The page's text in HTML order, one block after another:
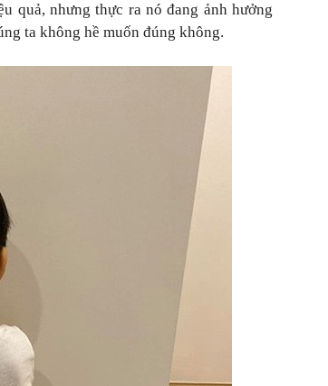
quả, nhưng thực ra nó đang ảnh hưởng
ta không hề muốn đúng không.